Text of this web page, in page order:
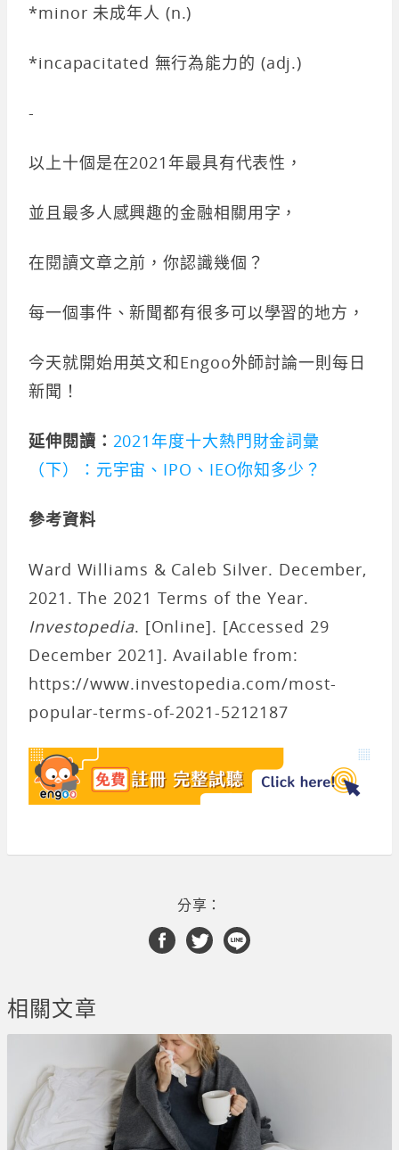
*minor 未成年人 (n.)
*incapacitated 無行為能力的 (adj.)
-
以上十個是在2021年最具有代表性，
並且最多人感興趣的金融相關用字，
在閱讀文章之前，你認識幾個？
每一個事件、新聞都有很多可以學習的地方，
今天就開始用英文和Engoo外師討論一則每日
新聞！
延伸閱讀： 2021年度十大熱門財金詞彙
（下）：元宇宙、IPO、IEO你知多少？
參考資料
Ward Williams & Caleb Silver. December,
2021. The 2021 Terms of the Year.
Investopedia. [Online]. [Accessed 29
December 2021]. Available from:
https://www.investopedia.com/most-
popular-terms-of-2021-5212187
分享：
相關文章